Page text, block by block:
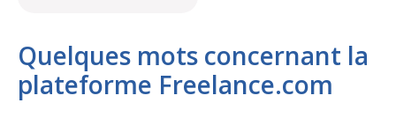
Quelques mots concernant la
plateforme Freelance.com